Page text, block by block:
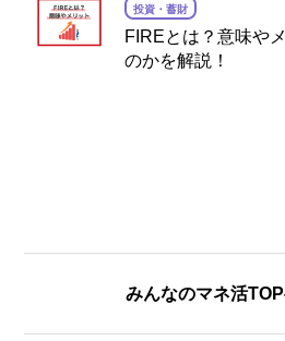
投資・蓄財
FIREとは？意味や
のかを解説！
みんなのマネ活